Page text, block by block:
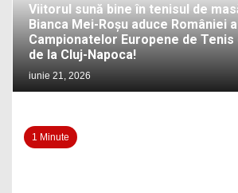
Viitorul sună bine în tenisul de
Bianca Mei-Roșu aduce României
Campionatelor Europene de Tenis
de la Cluj-Napoca!
iunie 21, 2026
1 Minute